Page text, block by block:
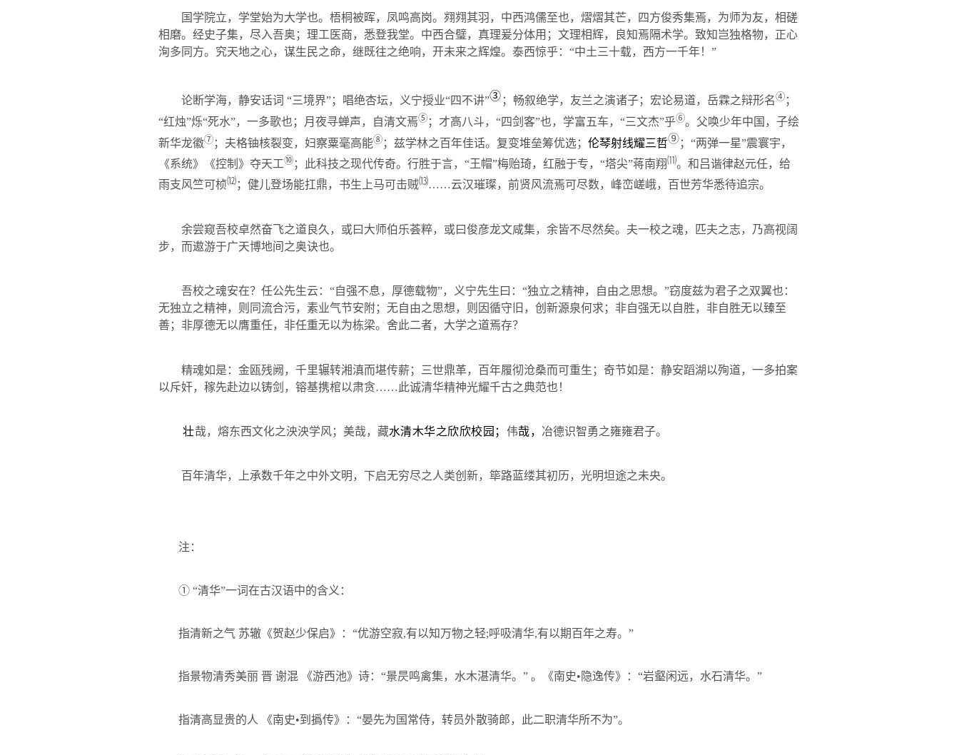
国学院立，学堂始为大学也。梧桐被晖，凤鸣高岗。翙翙其羽，中西鸿儒至也，熠熠其芒，四方俊秀集焉，为师为友，相磋
相磨。经史子集，尽入吾奥；理工医商，悉登我堂。中西合璧，真理爰分体用；文理相辉，良知焉隔术学。致知岂独格物，正心
洵多同方。究天地之心，谋生民之命，继既往之绝响，开未来之辉煌。泰西惊乎：“中土三十载，西方一千年！”
论断学海，静安话词 “三境界”；唱绝杏坛，义宁授业“四不讲”③ ；畅叙绝学，友兰之演诸子；宏论易道，岳霖之辩形名④；
“红烛”烁“死水”，一多歌也；月夜寻蝉声，自清文焉⑤ ；才高八斗，“四剑客”也，学富五车，“三文杰”乎⑥。父唤少年中国，子绘
新华龙徽⑦ ；夫格铀核裂变，妇察粟毫高能⑧ ；兹学林之百年佳话。复变堆垒筹优选； 伦琴射线耀三哲⑨；“两弹一星”震寰宇，
《系统》《控制》夺天工⑩ ；此科技之现代传奇。行胜于言，“王帽”梅贻琦，红融于专，“塔尖”蒋南翔⑾。和吕谐律赵元任，给
雨支风竺可桢⑿ ；健儿登场能扛鼎，书生上马可击贼⒀……云汉璀璨，前贤风流焉可尽数，峰峦嵯峨，百世芳华悉待追宗。
余尝窥吾校卓然奋飞之道良久，或曰大师伯乐荟粹，或曰俊彦龙文咸集，余皆不尽然矣。夫一校之魂，匹夫之志，乃高视阔
步，而遨游于广天博地间之奥诀也。
吾校之魂安在？任公先生云：“自强不息，厚德载物”，义宁先生曰：“独立之精神，自由之思想。”窃度兹为君子之双翼也：
无独立之精神，则同流合污，素业气节安附；无自由之思想，则因循守旧，创新源泉何求；非自强无以自胜，非自胜无以臻至
善；非厚德无以膺重任，非任重无以为栋梁。舍此二者，大学之道焉存？
精魂如是：金瓯残阙，千里辗转湘滇而堪传薪；三世鼎革，百年履彻沧桑而可重生；奇节如是：静安蹈湖以殉道，一多拍案
以斥奸，稼先赴边以铸剑，镕基携棺以肃贪……此诚清华精神光耀千古之典范也！
壮哉，熔东西文化之泱泱学风；美哉，藏水清木华之欣欣校园；伟哉， 冶德识智勇之雍雍君子。
百年清华，上承数千年之中外文明，下启无穷尽之人类创新，筚路蓝缕其初历，光明坦途之未央。
注：
① “清华”一词在古汉语中的含义：
指清新之气 苏辙《贺赵少保启》：“优游空寂,有以知万物之轻;呼吸清华,有以期百年之寿。”
指景物清秀美丽 晋 谢混 《游西池》诗：“景昃鸣禽集，水木湛清华。” 。《南史•隐逸传》：“岩壑闲远，水石清华。”
指清高显贵的人 《南史•到撝传》：“晏先为国常侍，转员外散骑郎，此二职清华所不为”。